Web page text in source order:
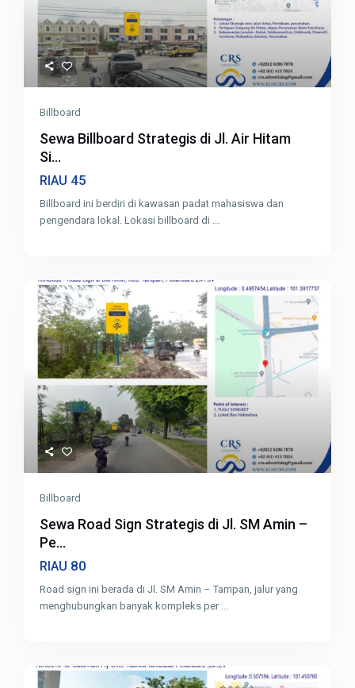
Billboard
Sewa Billboard Strategis di Jl. Air Hitam
Si...
RIAU 45
Billboard ini berdiri di kawasan padat mahasiswa dan
pengendara lokal. Lokasi billboard di ...
Billboard
Sewa Road Sign Strategis di Jl. SM Amin –
Pe...
RIAU 80
Road sign ini berada di Jl. SM Amin – Tampan, jalur yang
menghubungkan banyak kompleks per